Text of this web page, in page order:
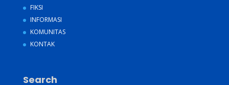
FIKSI
INFORMASI
KOMUNITAS
KONTAK
Search